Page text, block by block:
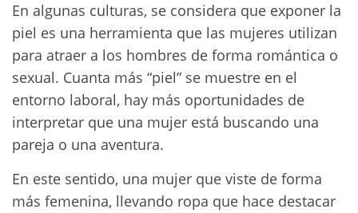
En algunas culturas, se considera que exponer la
piel es una herramienta que las mujeres utilizan
para atraer a los hombres de forma romántica o
sexual. Cuanta más “piel” se muestre en el
entorno laboral, hay más oportunidades de
interpretar que una mujer está buscando una
pareja o una aventura.
En este sentido, una mujer que viste de forma
más femenina, llevando ropa que hace destacar